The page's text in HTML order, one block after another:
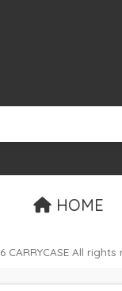
HOME
CARRYCASE All rights